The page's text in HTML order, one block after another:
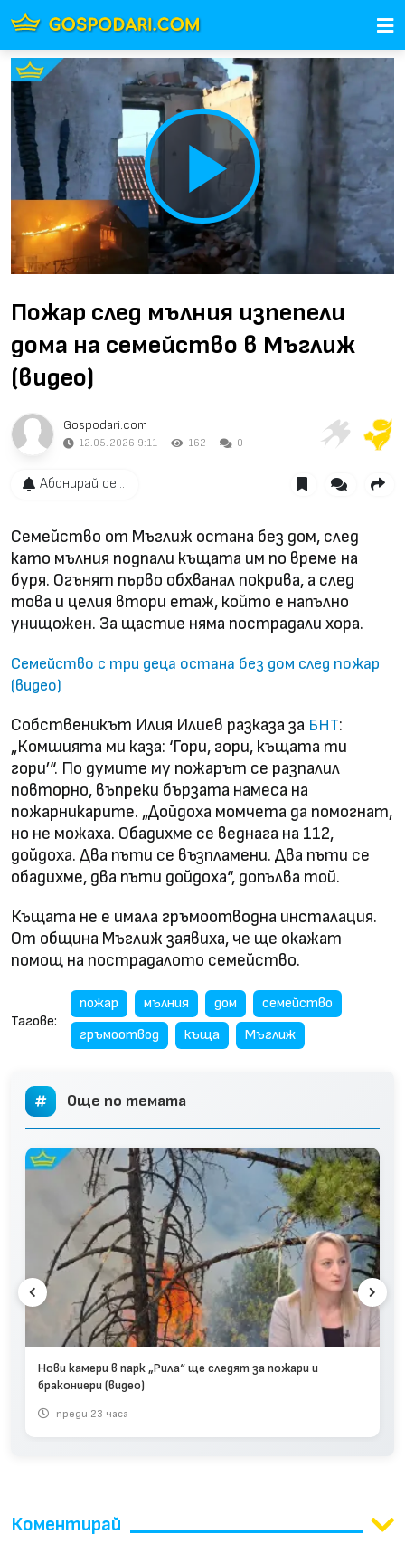
Play
Video
Пожар след мълния изпепели
дома на семейство в Мъглиж
(видео)
Gospodari.com
12.05.2026 9:11 162 0
Абонирай се...
Семейство от Мъглиж остана без дом, след
като мълния подпали къщата им по време на
буря. Огънят първо обхванал покрива, а след
това и целия втори етаж, който е напълно
унищожен. За щастие няма пострадали хора.
Семейство с три деца остана без дом след пожар
(видео)
Собственикът Илия Илиев разказа за БНТ:
„Комшията ми каза: ‘Гори, гори, къщата ти
гори’“. По думите му пожарът се разпалил
повторно, въпреки бързата намеса на
пожарникарите. „Дойдоха момчета да помогнат,
но не можаха. Обадихме се веднага на 112,
дойдоха. Два пъти се възпламени. Два пъти се
обадихме, два пъти дойдоха“, допълва той.
Къщата не е имала гръмоотводна инсталация.
От община Мъглиж заявиха, че ще окажат
помощ на пострадалото семейство.
Тагове:
пожар мълния дом
семейство
гръмоотвод
къща Мъглиж
Още по темата
Нови камери в парк „Рила“ ще следят за пожари и
бракониери (видео)
преди 23 часа
Коментирай